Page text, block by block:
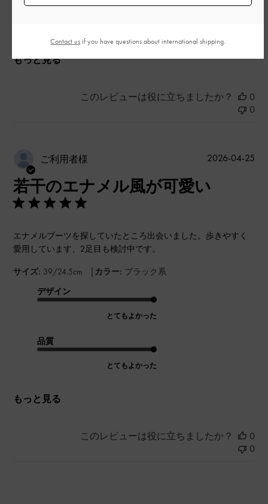
もっと見る
このレビューは役に立ちましたか？
0
0
ご利用者様
若干のエナメル風が可愛い
エナメルブーツを探していたところ出会いました。歩きやすく
愛用しています、2足目も検討中です。
サイズ: 39/24.5cm | カラー: ブラック系
デザイン
とてもよかった
品質
とてもよかった
もっと見る
公
2026-04-25
このレビューは役に立ちましたか？
0
0
Contact usif you have questions about international shipping.